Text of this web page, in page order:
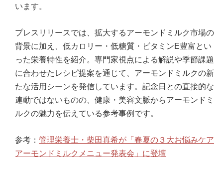
います。
プレスリリースでは、拡大するアーモンドミルク市場の
背景に加え、低カロリー・低糖質・ビタミンE豊富とい
った栄養特性を紹介。専門家視点による解説や季節課題
に合わせたレシピ提案を通じて、アーモンドミルクの新
たな活用シーンを発信しています。記念日との直接的な
連動ではないものの、健康・美容文脈からアーモンドミ
ルクの魅力を伝えている参考事例です。
参考： 管理栄養士・柴田真希が「春夏の３大お悩みケア
アーモンドミルクメニュー発表会」に登壇